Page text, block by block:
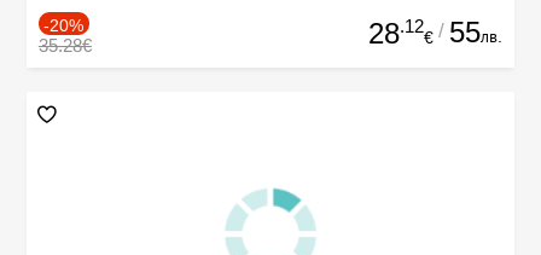
-20%
35.28€ 28.12
€ / 55лв.